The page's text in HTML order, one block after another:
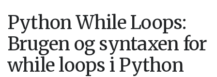
Python While Loops:
Brugen og syntaxen for
while loops i Python